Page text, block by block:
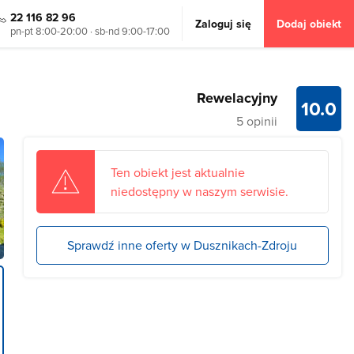
22 116 82 96
pn-pt 8:00-20:00 · sb-nd 9:00-17:00 Zaloguj się Dodaj obiekt
10.0
Rewelacyjny
5 opinii
Ten obiekt jest aktualnie
niedostępny w naszym serwisie.
Sprawdź inne oferty w Dusznikach-Zdroju